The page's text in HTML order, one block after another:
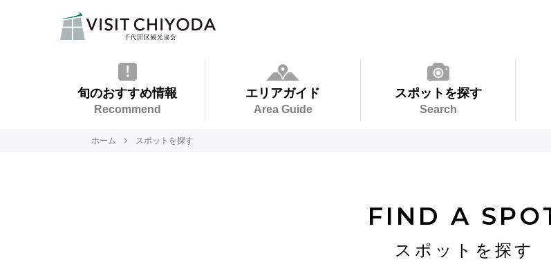
旬のおすすめ情報
Recommend
エリアガイド
Area Guide
スポットを探す
Search
ホーム スポットを探す
FIND A
スポットを探す